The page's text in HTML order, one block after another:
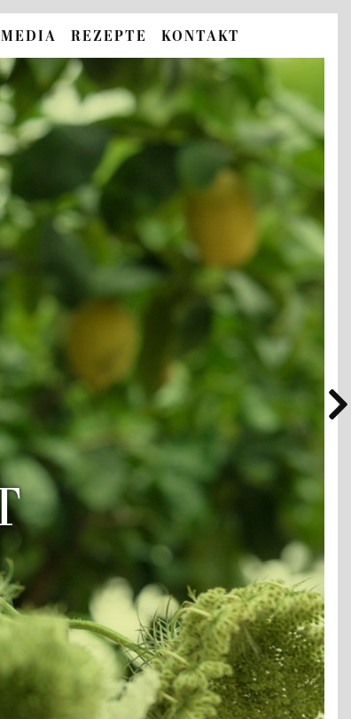
MEDIA REZEPTE KONTAKT